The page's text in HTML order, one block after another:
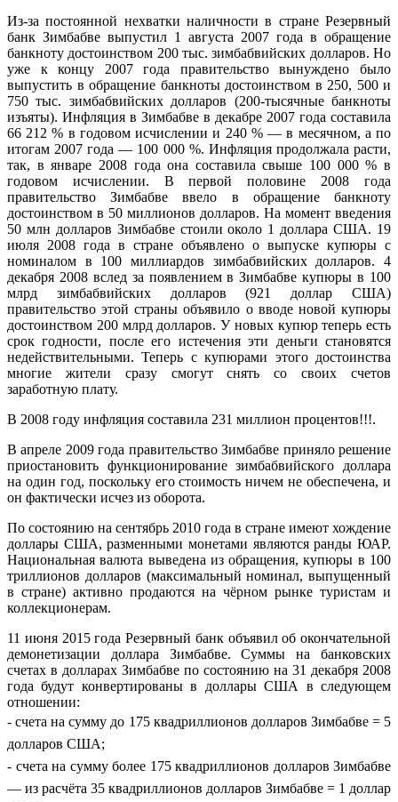
Из-за постоянной нехватки наличности в стране Резервный
банк Зимбабве выпустил 1 августа 2007 года в обращение
банкноту достоинством 200 тыс. зимбабвийских долларов. Но
уже к концу 2007 года правительство вынуждено было
выпустить в обращение банкноты достоинством в 250, 500 и
750 тыс. зимбабвийских долларов (200-тысячные банкноты
изъяты). Инфляция в Зимбабве в декабре 2007 года составила
66 212 % в годовом исчислении и 240 % — в месячном, а по
итогам 2007 года — 100 000 %. Инфляция продолжала расти,
так, в январе 2008 года она составила свыше 100 000 % в
годовом исчислении. В первой половине 2008 года
правительство Зимбабве ввело в обращение банкноту
достоинством в 50 миллионов долларов. На момент введения
50 млн долларов Зимбабве стоили около 1 доллара США. 19
июля 2008 года в стране объявлено о выпуске купюры с
номиналом в 100 миллиардов зимбабвийских долларов. 4
декабря 2008 вслед за появлением в Зимбабве купюры в 100
млрд зимбабвийских долларов (921 доллар США)
правительство этой страны объявило о вводе новой купюры
достоинством 200 млрд долларов. У новых купюр теперь есть
срок годности, после его истечения эти деньги становятся
недействительными. Теперь с купюрами этого достоинства
многие жители сразу смогут снять со своих счетов
заработную плату.
В 2008 году инфляция составила 231 миллион процентов!!!.
В апреле 2009 года правительство Зимбабве приняло решение
приостановить функционирование зимбабвийского доллара
на один год, поскольку его стоимость ничем не обеспечена, и
он фактически исчез из оборота.
По состоянию на сентябрь 2010 года в стране имеют хождение
доллары США, разменными монетами являются ранды ЮАР.
Национальная валюта выведена из обращения, купюры в 100
триллионов долларов (максимальный номинал, выпущенный
в стране) активно продаются на чёрном рынке туристам и
коллекционерам.
11 июня 2015 года Резервный банк объявил об окончательной
демонетизации доллара Зимбабве. Суммы на банковских
счетах в долларах Зимбабве по состоянию на 31 декабря 2008
года будут конвертированы в доллары США в следующем
отношении:
- счета на сумму до 175 квадриллионов долларов Зимбабве = 5
долларов США;
- счета на сумму более 175 квадриллионов долларов Зимбабве
— из расчёта 35 квадриллионов долларов Зимбабве = 1 доллар